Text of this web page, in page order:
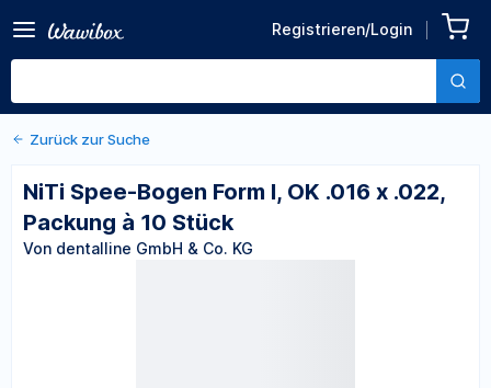
Registrieren/Login
.016 x .022, Packung à 10
Stück
Von dentalline GmbH & Co. KG
Zurück zu den Produktdetails
Zurück zur Suche
NiTi Spee-Bogen Form I, OK .016 x .022,
Packung à 10 Stück
Von dentalline GmbH & Co. KG